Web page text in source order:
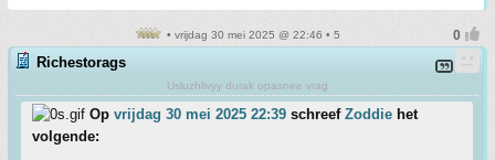
• vrijdag 30 mei 2025 @ 22:46 • 5
Richestorags
Usluzhlivyy durak opasnee vrag
Op vrijdag 30 mei 2025 22:39 schreef Zoddie het
volgende: